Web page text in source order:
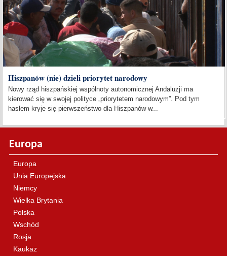
Hiszpanów (nie) dzieli priorytet narodowy
Nowy rząd hiszpańskiej wspólnoty autonomicznej Andaluzji ma
kierować się w swojej polityce „priorytetem narodowym”. Pod tym
hasłem kryje się pierwszeństwo dla Hiszpanów w...
Europa
Europa
Unia Europejska
Niemcy
Wielka Brytania
Polska
Wschód
Rosja
Kaukaz